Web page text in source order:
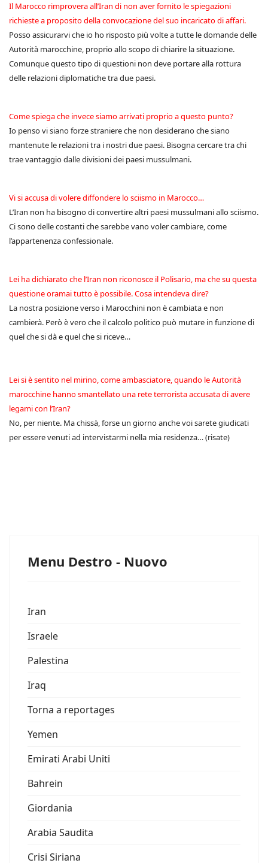
Il Marocco rimprovera all’Iran di non aver fornito le spiegazioni
richieste a proposito della convocazione del suo incaricato di affari.
Posso assicurarvi che io ho risposto più volte a tutte le domande delle
Autorità marocchine, proprio allo scopo di chiarire la situazione.
Comunque questo tipo di questioni non deve portare alla rottura
delle relazioni diplomatiche tra due paesi.
Come spiega che invece siamo arrivati proprio a questo punto?
Io penso vi siano forze straniere che non desiderano che siano
mantenute le relazioni tra i nostri due paesi. Bisogna cercare tra chi
trae vantaggio dalle divisioni dei paesi mussulmani.
Vi si accusa di volere diffondere lo sciismo in Marocco…
L’Iran non ha bisogno di convertire altri paesi mussulmani allo sciismo.
Ci sono delle costanti che sarebbe vano voler cambiare, come
l’appartenenza confessionale.
Lei ha dichiarato che l’Iran non riconosce il Polisario, ma che su questa
questione oramai tutto è possibile. Cosa intendeva dire?
La nostra posizione verso i Marocchini non è cambiata e non
cambierà. Però è vero che il calcolo politico può mutare in funzione di
quel che si dà e quel che si riceve…
Lei si è sentito nel mirino, come ambasciatore, quando le Autorità
marocchine hanno smantellato una rete terrorista accusata di avere
legami con l’Iran?
No, per niente. Ma chissà, forse un giorno anche voi sarete giudicati
per essere venuti ad intervistarmi nella mia residenza… (risate)
Menu Destro - Nuovo
Iran
Israele
Palestina
Iraq
Torna a reportages
Yemen
Emirati Arabi Uniti
Bahrein
Giordania
Arabia Saudita
Crisi Siriana